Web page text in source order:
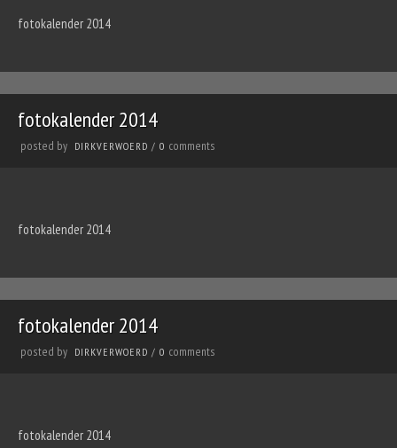
fotokalender 2014
fotokalender 2014
posted by DIRKVERWOERD / 0 comments
fotokalender 2014
fotokalender 2014
posted by DIRKVERWOERD / 0 comments
fotokalender 2014